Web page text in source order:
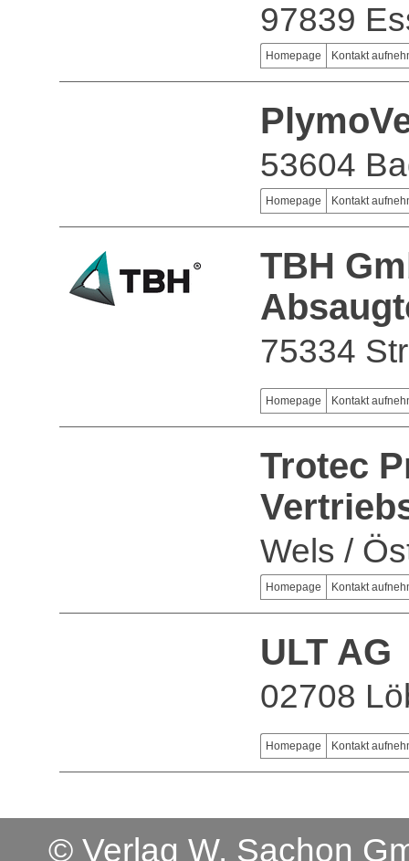
97839
Homepage Kontakt
53604
Homepage Kontakt
TBH
75334
Homepage Kontakt
Trotec
Wels /
Homepage Kontakt
ULT AG
02708
Homepage Kontakt
© Verlag W. Sachon